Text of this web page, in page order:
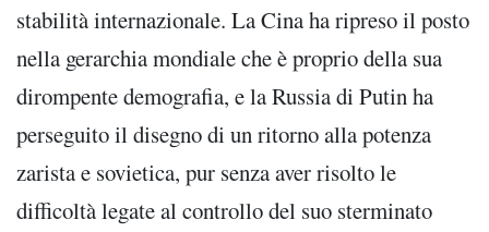
stabilità internazionale. La Cina ha ripreso il posto
nella gerarchia mondiale che è proprio della sua
dirompente demografia, e la Russia di Putin ha
perseguito il disegno di un ritorno alla potenza
zarista e sovietica, pur senza aver risolto le
difficoltà legate al controllo del suo sterminato